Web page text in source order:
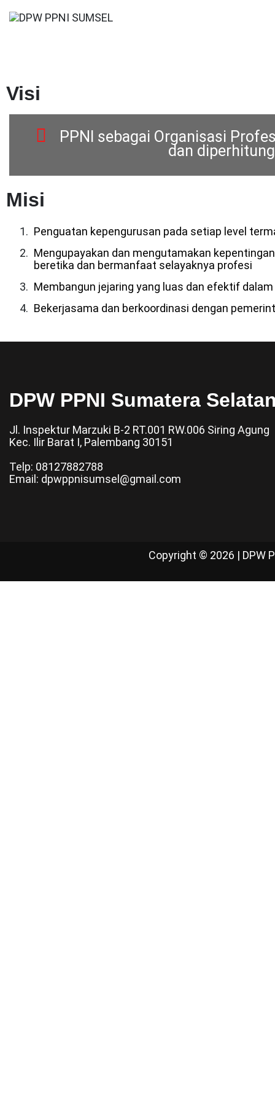
Visi
PPNI sebagai Organisasi
dan
Misi
Penguatan kepengurusan pada setiap level
Mengupayakan dan mengutamakan
beretika dan bermanfaat selayaknya profesi
Membangun jejaring yang luas dan efektif
Bekerjasama dan berkoordinasi dengan
DPW PPNI Sumatera
Jl. Inspektur Marzuki B-2 RT.001 RW.006 Siring Agung
Kec. Ilir Barat I, Palembang 30151
Telp: 08127882788
Email: dpwppnisumsel@gmail.com
Copyright © 2026 | DPW